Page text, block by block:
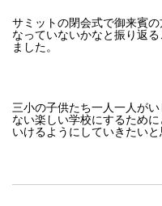
サミットの閉会式で御来賓
なっていないかなと振り返
ました。
三小の子供たち一人一人が
ない楽しい学校にするため
いけるようにしていきたいと